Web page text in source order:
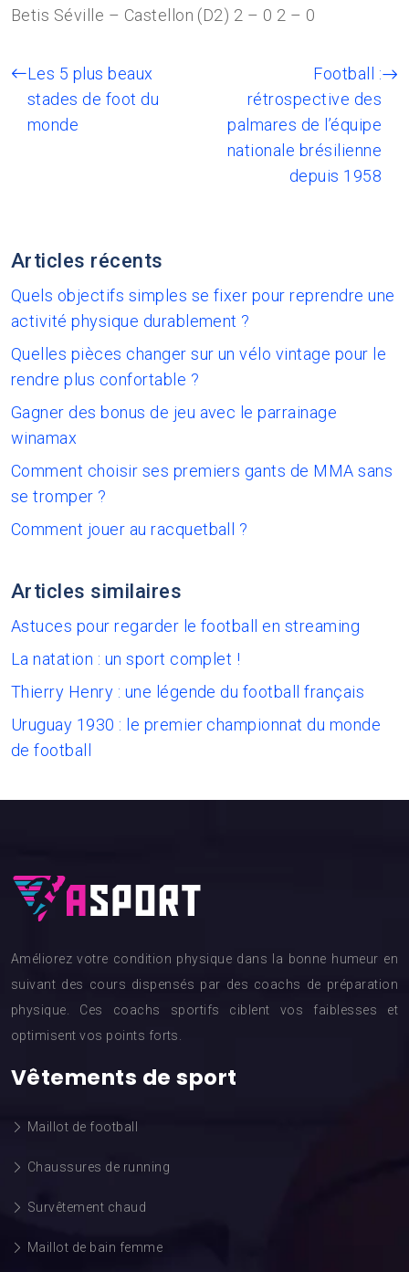
Betis Séville – Castellon (D2) 2 – 0 2 – 0
Les 5 plus beaux
stades de foot du
monde
Football :
rétrospective des
palmares de l’équipe
nationale brésilienne
depuis 1958
Articles récents
Quels objectifs simples se fixer pour reprendre une
activité physique durablement ?
Quelles pièces changer sur un vélo vintage pour le
rendre plus confortable ?
Gagner des bonus de jeu avec le parrainage
winamax
Comment choisir ses premiers gants de MMA sans
se tromper ?
Comment jouer au racquetball ?
Articles similaires
Astuces pour regarder le football en streaming
La natation : un sport complet !
Thierry Henry : une légende du football français
Uruguay 1930 : le premier championnat du monde
de football
Améliorez votre condition physique dans la bonne humeur en
suivant des cours dispensés par des coachs de préparation
physique. Ces coachs sportifs ciblent vos faiblesses et
optimisent vos points forts.
Vêtements de sport
Maillot de football
Chaussures de running
Survêtement chaud
Maillot de bain femme